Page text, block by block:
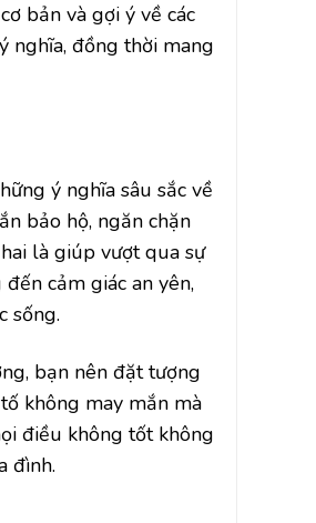
bản và gợi ý về các
nghĩa, đồng thời mang
ý nghĩa sâu sắc về
bảo hộ, ngăn chặn
là giúp vượt qua sự
cảm giác an yên,
sống.
bạn nên đặt tượng
không may mắn mà
điều không tốt không
đình.